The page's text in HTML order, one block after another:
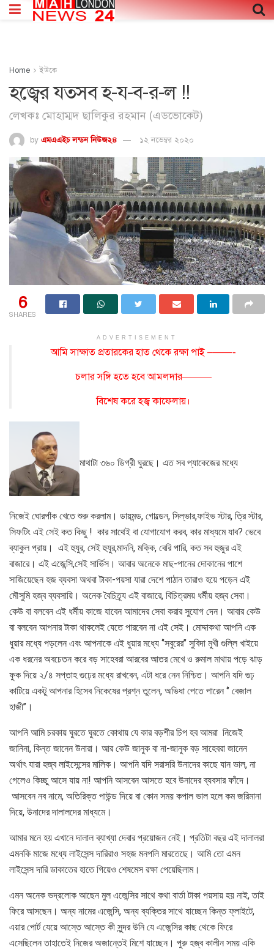
Home ইউকে
হজ্বের যতসব হ-য-ব-র-ল !!
লেখকঃ মোহাম্মদ ছালিকুর রহমান (এডভোকেট)
by এমএএইচ লন্ডন নিউজ২৪ ১২ নভেম্বর ২০২০
6
SHARES
ADVERTISEMENT
আমি সাক্ষাত প্রতারকের হাত থেকে রক্ষা পাই –——-
চলার সঙ্গি হতে হবে আমলদার———
বিশেষ করে হজ্ব কাফেলায়।
মাথাটা ৩৬০ ডিগ্রী ঘুরছে। এত সব প্যাকেজের মধ্যে
নিজেই ঘোরপাঁক খেতে শুরু করলাম। ডায়মন্ড, গোল্ডেন, সিল্ভার,ফাইভ স্টার, ত্রি স্টার,
সিফটিং এই সেই কত কিছু ! কার সাথেই বা যোগাযোগ করব, কার মাধ্যমে যাব? ভেবে
ব্যাকুল প্রায়। এই হুযুর, সেই হুযুর,মাদনি, মক্কি, বেরি পারি, কত সব হুজুর এই
বাজারে। এই এজেন্সি,সেই সার্ভিস। আবার অনেকে মাছ-পানের দোকানের পাশে
সাজিয়েছেন হজ ব্যবসা অথবা টাকা-পয়সা যারা দেশে পাঠান তারাও হয়ে পড়েন এই
মৌসুমি হজ্ব ব্যবসায়ি। অনেক বৈচিত্র্য এই বাজারে, বিচিত্রময় ধর্মীয় হজ্ব সেবা।
কেউ বা বলবেন এই ধর্মীয় কাজে যাবেন আমাদের সেবা করার সুযোগ দেন। আবার কেউ
বা বলবেন আপনার টাকা থাকলেই যেতে পারবেন না এই সেই। মোদ্দাকথা আপনি এক
ধুয়ার মধ্যে পড়লেন এবং আপনাকে এই ধুয়ার মধ্যে ‘’সবুরের’’ সুবিদা মুখী গুল্লি খাইয়ে
এক ধরনের অবচেতন করে বড় সাহেবরা আরবের আতর মেখে ও রুমাল মাথায় পড়ে ঝাড়
ফুক দিয়ে ২/৪ সপ্তাহ গুঢ়ের মধ্যে রাখবেন, এটা ধরে নেন নিশ্চিত। আপনি যদি গুঢ়
কাটিয়ে একটু আপনার হিসেব নিকেষের প্রশ্ন তুলেন, অভিধা পেতে পারেন ‘’ বেজাল
হাজী’’।
আপনি আমি চরকায় ঘুরতে ঘুরতে কোথায় যে কার বড়শীর চিপ হব আমরা নিজেই
জানিনা, কিন্ত জানেন উনারা। আর কেউ জানুক বা না-জানুক বড় সাহেবরা জানেন
অর্থাৎ যারা হজ্ব লাইসেন্সের মালিক। আপনি যদি সরাসরি উনাদের কাছে যান ভাল, না
গেলেও কিচ্ছু আসে যায় না! আপনি আসবেন আসতে হবে উনাদের ব্যবসার ফাঁদে।
আসবেন নব নামে, অতিরিক্ত পাউন্ড দিয়ে বা কোন সময় কপাল ভাল হলে কম জরিমানা
দিয়ে, উনাদের দালালদের মাধ্যমে।
আমার মনে হয় এখানে দালাল ব্যাখ্যা দেবার প্রয়োজন নেই। প্রতিটা বছর এই দালালরা
এমনকি মাজে মধ্যে লাইসেন্স দারিরাও সহজ মনপলি মারতেছে। আমি তো এমন
লাইসেন্স দারি ডাকাতের হাতে গিয়েও শেষমেস রক্ষা পেয়েছিলাম।
এমন অনেক ভদ্রলোক আছেন মুল এজেন্সির সাথে কথা বার্তা টাকা পয়সায় হয় নাই, তাই
ফিরে আসছেন। অন্য নামের এজেন্সি, অন্য ব্যক্তির সাথে যাচ্ছেন কিন্ত ফ্লাইটে,
এয়ার পোর্ট যেয়ে আস্তে আস্তে কী সুন্দর উনি যে এজেন্সির কাছ থেকে ফিরে
এসেছিলেন তাহাতেই নিজের অজান্তেই মিশে যাচ্ছেন। পুরু হজ্ব কালীন সময় একি